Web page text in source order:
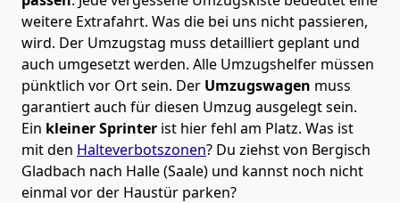
weitere Extrafahrt. Was die bei uns nicht passieren,
wird. Der Umzugstag muss detailliert geplant und
auch umgesetzt werden. Alle Umzugshelfer müssen
pünktlich vor Ort sein. Der Umzugswagen muss
garantiert auch für diesen Umzug ausgelegt sein.
Ein kleiner Sprinter ist hier fehl am Platz. Was ist
mit den Halteverbotszonen? Du ziehst von Bergisch
Gladbach nach Halle (Saale) und kannst noch nicht
einmal vor der Haustür parken?